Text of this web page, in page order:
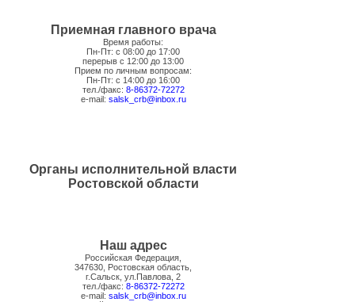
Приемная главного врача
Время работы:
Пн-Пт: с 08:00 до 17:00
перерыв с 12:00 до 13:00
Прием по личным вопросам:
Пн-Пт: с 14:00 до 16:00
тел./факс: 8-86372-72272
e-mail: salsk_crb@inbox.ru
Органы исполнительной власти
Ростовской области
Наш адрес
Российская Федерация,
347630, Ростовская область,
г.Сальск, ул.Павлова, 2
тел./факс: 8-86372-72272
e-mail: salsk_crb@inbox.ru